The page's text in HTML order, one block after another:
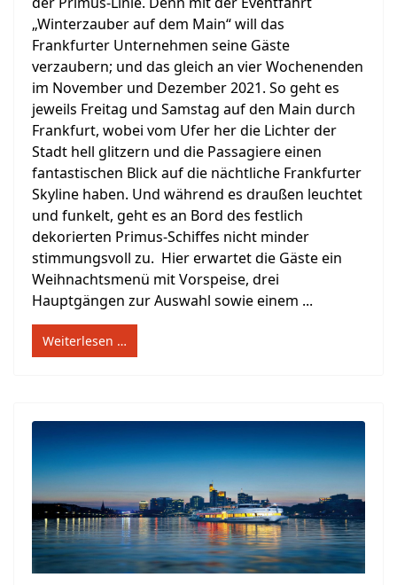
„Winterzauber auf dem Main“ will das
Frankfurter Unternehmen seine Gäste
verzaubern; und das gleich an vier Wochenenden
im November und Dezember 2021. So geht es
jeweils Freitag und Samstag auf den Main durch
Frankfurt, wobei vom Ufer her die Lichter der
Stadt hell glitzern und die Passagiere einen
fantastischen Blick auf die nächtliche Frankfurter
Skyline haben. Und während es draußen leuchtet
und funkelt, geht es an Bord des festlich
dekorierten Primus-Schiffes nicht minder
stimmungsvoll zu. Hier erwartet die Gäste ein
Weihnachtsmenü mit Vorspeise, drei
Hauptgängen zur Auswahl sowie einem ...
Weiterlesen …